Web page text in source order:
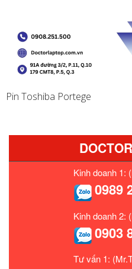
Pin Toshiba Portege
Kinh doanh 1:
0989
Kinh doanh 2:
0903
Tư vấn 1: